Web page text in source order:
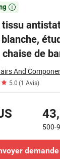

tissu
de
And
5.0(1 Avis)
500-
demande
de bureau